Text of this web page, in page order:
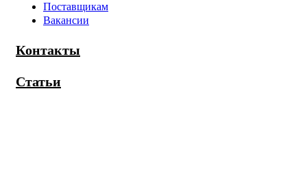
Поставщикам
Вакансии
Контакты
Статьи